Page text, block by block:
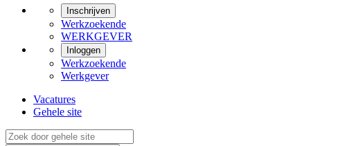
Inschrijven
Werkzoekende
WERKGEVER
Inloggen
Werkzoekende
Werkgever
Vacatures
Gehele site